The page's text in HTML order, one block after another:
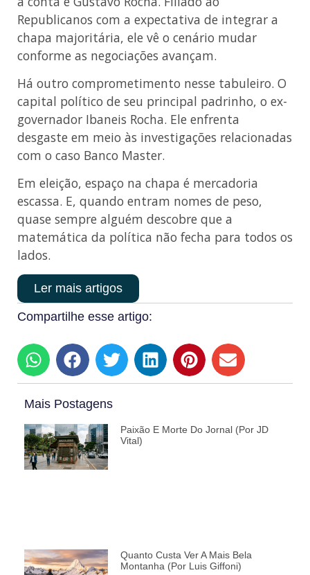
Republicanos com a expectativa de integrar a
chapa majoritária, ele vê o cenário mudar
conforme as negociações avançam.
Há outro comprometimento nesse tabuleiro. O
capital político de seu principal padrinho, o ex-
governador Ibaneis Rocha. Ele enfrenta
desgaste em meio às investigações relacionadas
com o caso Banco Master.
Em eleição, espaço na chapa é mercadoria
escassa. E, quando entram nomes de peso,
quase sempre alguém descobre que a
matemática da política não fecha para todos os
lados.
Ler mais artigos
Compartilhe esse artigo:
Mais Postagens
Paixão E Morte Do Jornal (por JD
Vital)
Quanto Custa Ver A Mais Bela
Montanha (por Luis Giffoni)